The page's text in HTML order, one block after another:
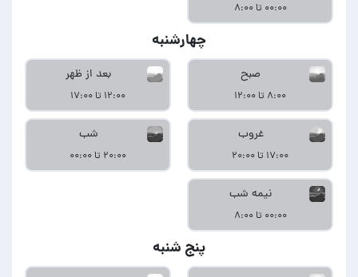
۰۰:۰۰ تا ۸:۰۰
چهارشنبه
صبح
۸:۰۰ تا ۱۲:۰۰
بعد از ظهر
۱۲:۰۰ تا ۱۷:۰۰
غروب
۱۷:۰۰ تا ۲۰:۰۰
شب
۲۰:۰۰ تا ۰۰:۰۰
نیمه شب
۰۰:۰۰ تا ۸:۰۰
پنج شنبه